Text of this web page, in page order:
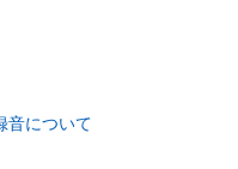
音について